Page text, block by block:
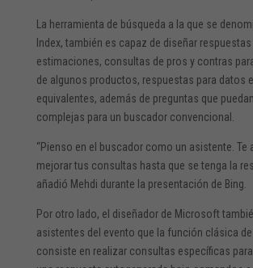
La herramienta de búsqueda a la que se
Index, también es capaz de diseñar
estimaciones, consultas de pros y contras
de algunos productos, respuestas para datos
equivalentes, además de preguntas que
complejas para un buscador convencional.
“Pienso en el buscador como un asistente. Te
mejorar tus consultas hasta que se tenga la
añadió Mehdi durante la presentación de Bing.
Por otro lado, el diseñador de Microsoft
asistentes del evento que la función clásica de
consiste en realizar consultas específicas